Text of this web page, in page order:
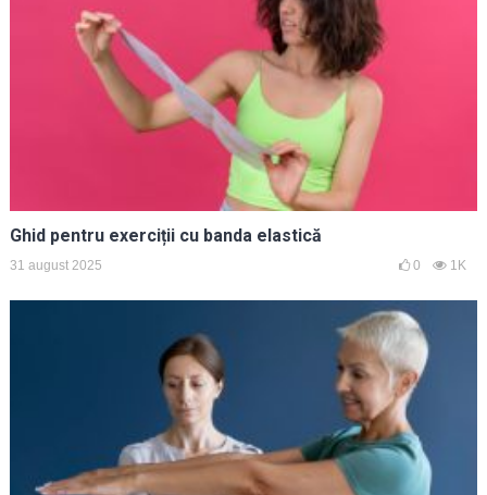
Ghid pentru exerciții cu banda elastică
31 august 2025 0 1K